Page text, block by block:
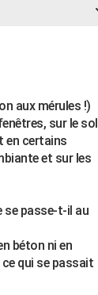
aux mérules !)
sur le sol
en certains
et sur les
se passe-t-il au
béton ni en
qui se passait